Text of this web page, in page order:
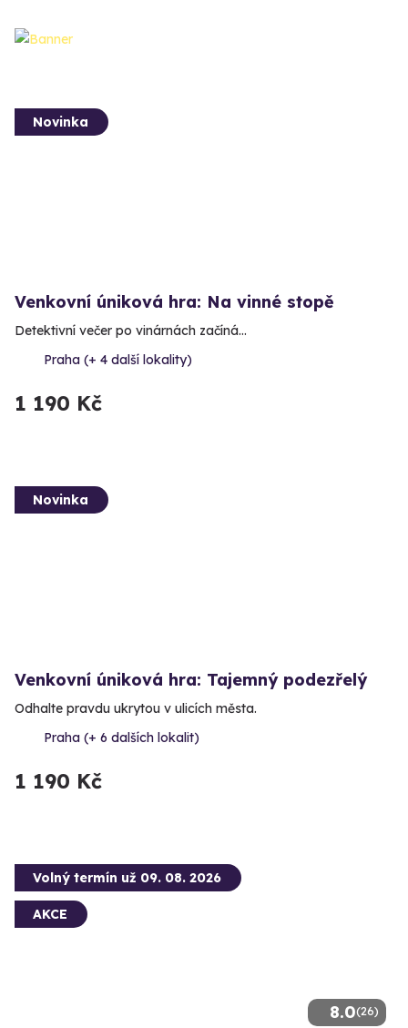
Novinka
Venkovní úniková hra: Na vinné stopě
Detektivní večer po vinárnách začíná…
Praha (+ 4 další lokality)
1 190 Kč
Novinka
Venkovní úniková hra: Tajemný podezřelý
Odhalte pravdu ukrytou v ulicích města.
Praha (+ 6 dalších lokalit)
1 190 Kč
8.0(26)
Volný termín už 09. 08. 2026
AKCE